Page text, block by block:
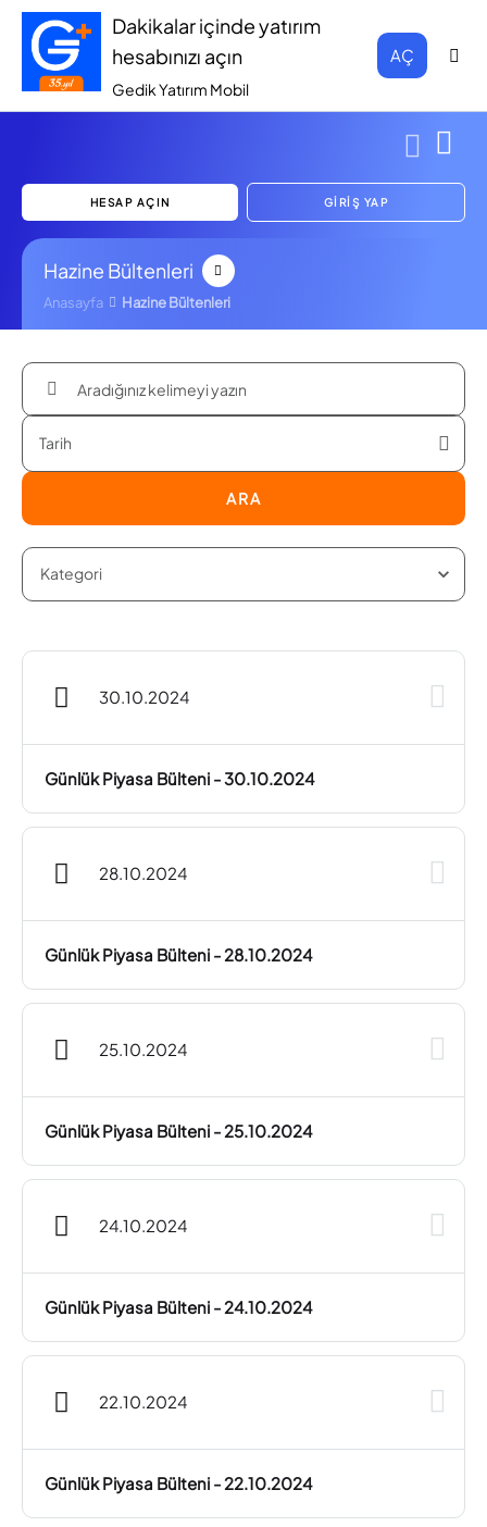
Dakikalar içinde yatırım
hesabınızı açın
Gedik Yatırım Mobil
AÇ
HESAP AÇIN GİRİŞ YAP
Hazine Bültenleri
Anasayfa Hazine Bültenleri
ARA
30.10.2024
Günlük Piyasa Bülteni - 30.10.2024
28.10.2024
Günlük Piyasa Bülteni - 28.10.2024
25.10.2024
Günlük Piyasa Bülteni - 25.10.2024
24.10.2024
Günlük Piyasa Bülteni - 24.10.2024
22.10.2024
Günlük Piyasa Bülteni - 22.10.2024